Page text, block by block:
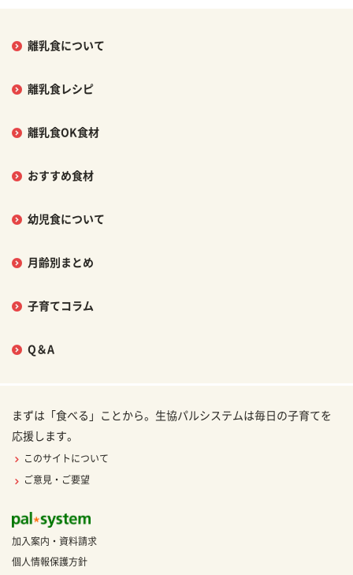
離乳食について
離乳食レシピ
離乳食OK食材
おすすめ食材
幼児食について
月齢別まとめ
子育てコラム
Q＆A
まずは「食べる」ことから。生協パルシステムは毎日の子育てを
応援します。
このサイトについて
ご意見・ご要望
加入案内・資料請求
個人情報保護方針